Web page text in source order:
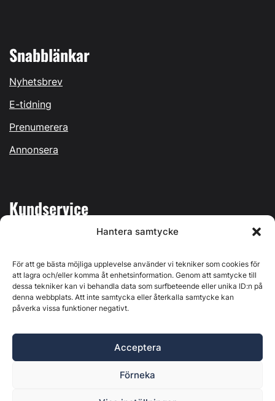
Hantera samtycke
För att ge bästa möjliga upplevelse använder vi tekniker som cookies för
att lagra och/eller komma åt enhetsinformation. Genom att samtycke till
dessa tekniker kan vi behandla data som surfbeteende eller unika ID:n på
denna webbplats. Att inte samtycka eller återkalla samtycke kan
påverka vissa funktioner negativt.
Acceptera
Förneka
Snabblänkar
Nyhetsbrev
E-tidning
Prenumerera
Annonsera
Kundservice
Kontakta oss
Östernäsvägen 1, 827 32 Ljusdal, org.nr: 556625-6425 -
Ansvarig utgivare: Henrik Ekberg. Innehållet på denna
webbplats är upphovsrättsligt skyddat. Ange källa vid citering.
Byggvärlden är en del avMarknadsdatagruppen
Policy för datahantering, integritet och cookies